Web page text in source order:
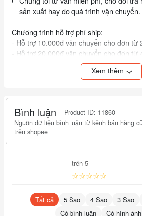
sản xuất hay do quá trình vận chuyển.
Chương trình hỗ trợ phí ship:
- Hỗ trợ 10.000đ vận chuyển cho đơn từ
- Hỗ trợ 20.000đ vận chuyển cho đơn từ
- Khách mua nhiều hơn vui lòng liên hệ
Xem thêm
Bình luận
Product ID: 11860
Nguồn dữ liệu bình luận từ kênh bán hàng
trên shopee
trên 5
☆☆☆☆☆
Tất cả 5 Sao 4 Sao 3 Sao
Có bình luận
Có hình